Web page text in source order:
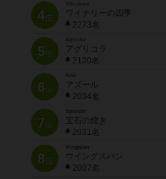
4位
Viticulture
ワイナリーの四季
2273名
5位
Agricola
アグリコラ
2120名
6位
Azul
アズール
2034名
7位
宝石の煌き
2031名
8位
Wingspan
ウイングスパン
2007名